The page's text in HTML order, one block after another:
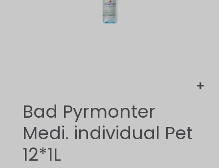
Anfang
Bildergalerie
springen
Bad Pyrmonter
Medi. individual Pet
12*1L